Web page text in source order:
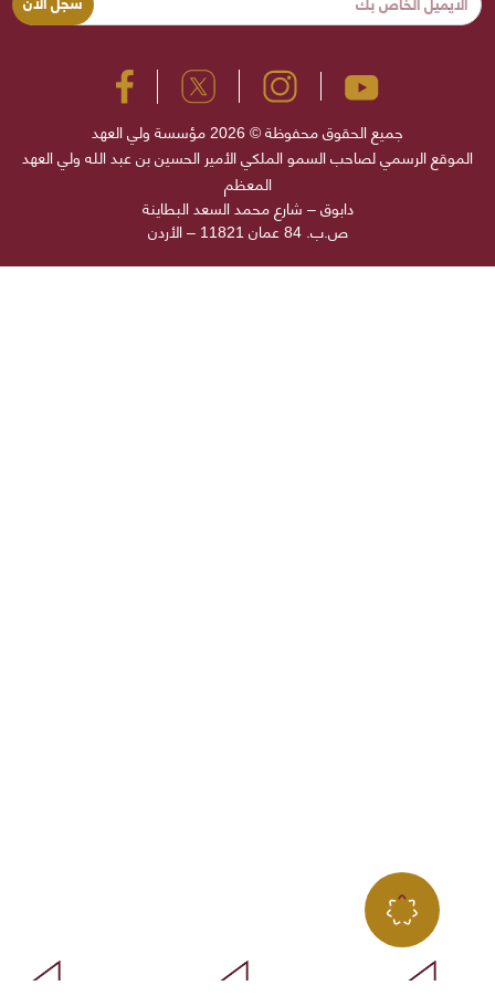
جميع الحقوق محفوظة © 2026 مؤسسة ولي العهد
الموقع الرسمي لصاحب السمو الملكي الأمير الحسين بن عبد الله ولي العهد
المعظم
دابوق – شارع محمد السعد البطاينة
ص.ب. 84 عمان 11821 – الأردن